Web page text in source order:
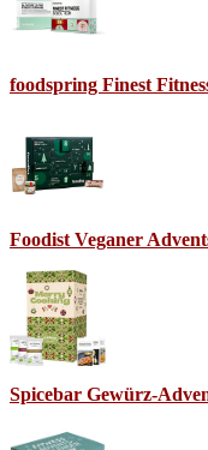
foodspring Finest
Foodist Veganer
Spicebar Gewürz-